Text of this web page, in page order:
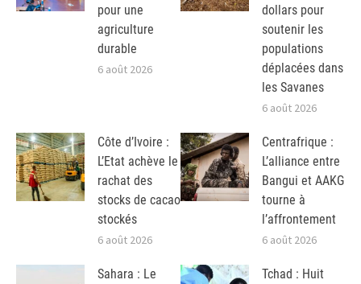
pour une
agriculture
durable
6 août 2026
dollars pour
soutenir les
populations
déplacées dans
les Savanes
6 août 2026
Côte d’Ivoire :
L’Etat achève le
rachat des
stocks de cacao
stockés
6 août 2026
Centrafrique :
L’alliance entre
Bangui et AAKG
tourne à
l’affrontement
6 août 2026
Sahara : Le
Tchad : Huit